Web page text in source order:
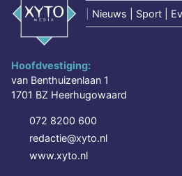
Nieuws | Sport |
Hoofdvestiging:
van Benthuizenlaan 1
1701 BZ Heerhugowaard
072 8200 600
redactie@xyto.nl
www.xyto.nl